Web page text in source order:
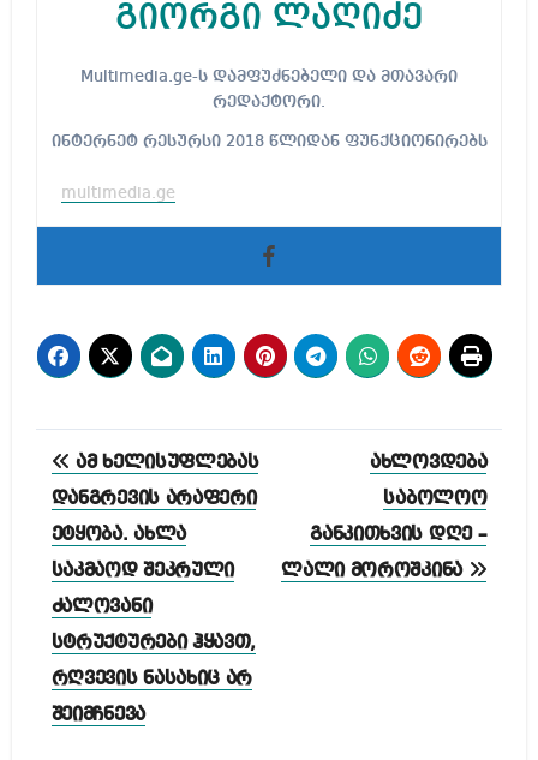
გიორგი ლაღიძე
Multimedia.ge-ს დამფუძნებელი და მთავარი
რედაქტორი.
ინტერნეტ რესურსი 2018 წლიდან ფუნქციონირებს
multimedia.ge
პოსტის
ნავიგაცია
ამ ხელისუფლებას
დანგრევის არაფერი
ეტყობა. ახლა
საკმაოდ შეკრული
ძალოვანი
სტრუქტურები ჰყავთ,
რღვევის ნასახიც არ
შეიმჩნევა
ახლოვდება
საბოლოო
განკითხვის დღე –
ლალი მოროშკინა